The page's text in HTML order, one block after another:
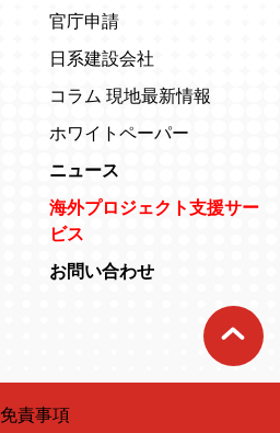
官庁申請
日系建設会社
コラム 現地最新情報
ホワイトペーパー
ニュース
海外プロジェクト支援サー
ビス
お問い合わせ
免責事項